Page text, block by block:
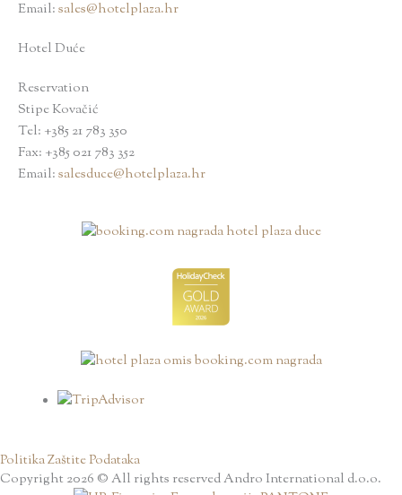
Email:sales@hotelplaza.hr
Hotel Duće
Reservation
Stipe Kovačić
Tel: +385 21 783 350
Fax: +385 021 783 352
Email:salesduce@hotelplaza.hr
Politika Zaštite Podataka
Copyright 2026 © All rights reserved Andro International d.o.o.